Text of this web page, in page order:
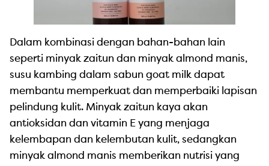
Dalam kombinasi dengan bahan-bahan lain
seperti minyak zaitun dan minyak almond manis,
susu kambing dalam sabun goat milk dapat
membantu memperkuat dan memperbaiki lapisan
pelindung kulit. Minyak zaitun kaya akan
antioksidan dan vitamin E yang menjaga
kelembapan dan kelembutan kulit, sedangkan
minyak almond manis memberikan nutrisi yang